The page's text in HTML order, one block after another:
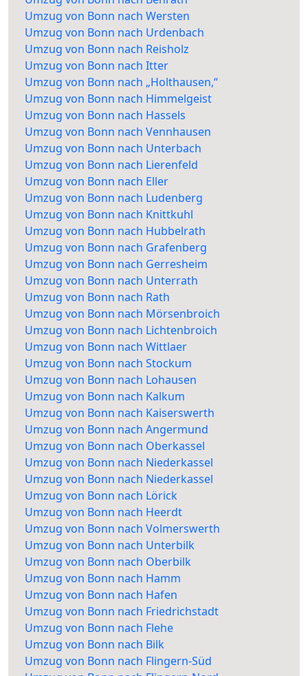
Umzug von Bonn nach Wersten
Umzug von Bonn nach Urdenbach
Umzug von Bonn nach Reisholz
Umzug von Bonn nach Itter
Umzug von Bonn nach „Holthausen,“
Umzug von Bonn nach Himmelgeist
Umzug von Bonn nach Hassels
Umzug von Bonn nach Vennhausen
Umzug von Bonn nach Unterbach
Umzug von Bonn nach Lierenfeld
Umzug von Bonn nach Eller
Umzug von Bonn nach Ludenberg
Umzug von Bonn nach Knittkuhl
Umzug von Bonn nach Hubbelrath
Umzug von Bonn nach Grafenberg
Umzug von Bonn nach Gerresheim
Umzug von Bonn nach Unterrath
Umzug von Bonn nach Rath
Umzug von Bonn nach Mörsenbroich
Umzug von Bonn nach Lichtenbroich
Umzug von Bonn nach Wittlaer
Umzug von Bonn nach Stockum
Umzug von Bonn nach Lohausen
Umzug von Bonn nach Kalkum
Umzug von Bonn nach Kaiserswerth
Umzug von Bonn nach Angermund
Umzug von Bonn nach Oberkassel
Umzug von Bonn nach Niederkassel
Umzug von Bonn nach Niederkassel
Umzug von Bonn nach Lörick
Umzug von Bonn nach Heerdt
Umzug von Bonn nach Volmerswerth
Umzug von Bonn nach Unterbilk
Umzug von Bonn nach Oberbilk
Umzug von Bonn nach Hamm
Umzug von Bonn nach Hafen
Umzug von Bonn nach Friedrichstadt
Umzug von Bonn nach Flehe
Umzug von Bonn nach Bilk
Umzug von Bonn nach Flingern-Süd